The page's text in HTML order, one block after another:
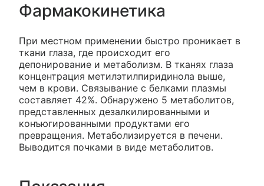
Фармакокинетика
При местном применении быстро проникает в
ткани глаза, где происходит его
депонирование и метаболизм. В тканях глаза
концентрация метилэтилпиридинола выше,
чем в крови. Связывание с белками плазмы
составляет 42%. Обнаружено 5 метаболитов,
представленных дезалкилированными и
конъюгированными продуктами его
превращения. Метаболизируется в печени.
Выводится почками в виде метаболитов.